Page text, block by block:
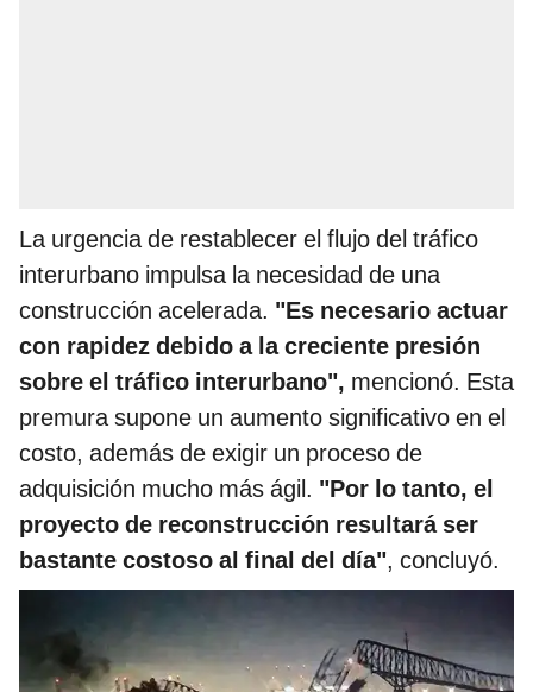
La urgencia de restablecer el flujo del tráfico
interurbano impulsa la necesidad de una
construcción acelerada. "Es necesario actuar
con rapidez debido a la creciente presión
sobre el tráfico interurbano", mencionó. Esta
premura supone un aumento significativo en el
costo, además de exigir un proceso de
adquisición mucho más ágil. "Por lo tanto, el
proyecto de reconstrucción resultará ser
bastante costoso al final del día", concluyó.